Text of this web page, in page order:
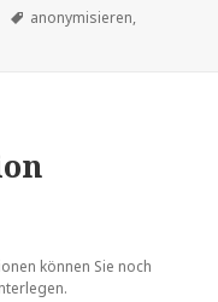
Schlagwörter
anonymisieren,
können Sie noch